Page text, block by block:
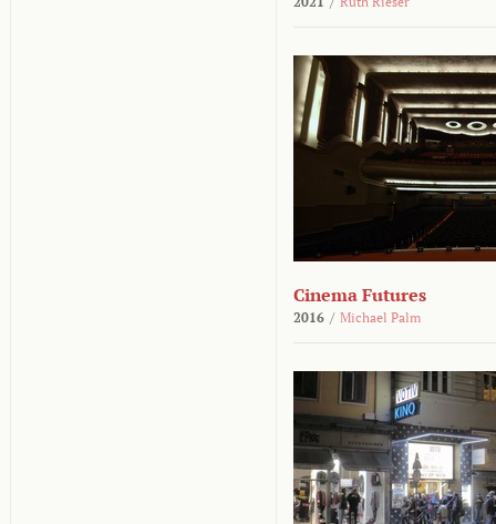
Cinema Futures
2016 / Michael Palm